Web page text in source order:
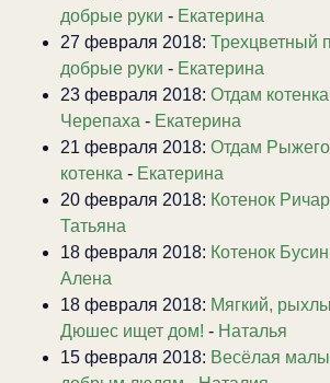
добрые руки - Екатерина
27 февраля 2018: Трехцветный
добрые руки - Екатерина
23 февраля 2018: Отдам
Черепаха - Екатерина
21 февраля 2018: Отдам
котенка - Екатерина
20 февраля 2018: Котенок
Татьяна
18 февраля 2018: Котенок
Алена
18 февраля 2018: Мягкий,
Дюшес ищет дом! - Наталья
15 февраля 2018: Весёлая